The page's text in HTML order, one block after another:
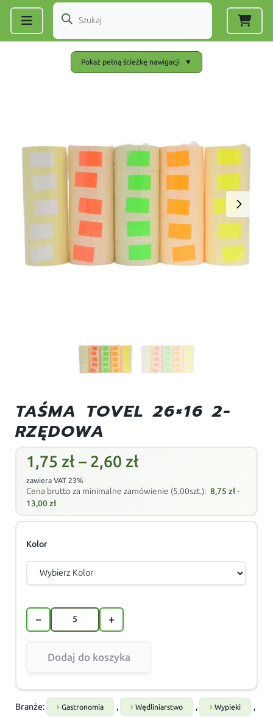
Pokaż pełną ścieżkę nawigacji ▼
TAŚMA TOVEL 26×16 2-
RZĘDOWA
1,75 zł– 2,60 zł
zawiera VAT 23%
Cena brutto za minimalne zamówienie (5,00szt.): 8,75zł-
13,00zł
Kolor
− +
Dodaj do koszyka
Branże: Gastronomia , Wędliniarstwo , Wypieki ,